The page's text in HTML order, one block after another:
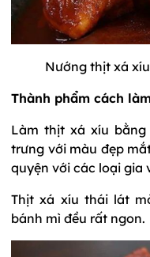
Nướng thịt xá
Thành phẩm cách
Làm thịt xá xíu
trưng với màu đẹp
quyện với các loại gia
Thịt xá xíu thái lát
bánh mì đều rất ngon.